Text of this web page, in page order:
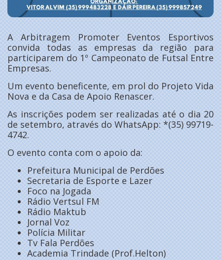
A Arbitragem Promoter Eventos Esportivos
convida todas as empresas da região para
participarem do 1º Campeonato de Futsal Entre
Empresas.
Um evento beneficente, em prol do Projeto Vida
Nova e da Casa de Apoio Renascer.
As inscrições podem ser realizadas até o dia 20
de setembro, através do WhatsApp: *(35) 99719-
4742.
O evento conta com o apoio da:
Prefeitura Municipal de Perdões
Secretaria de Esporte e Lazer
Foco na Jogada
Rádio Vertsul FM
Rádio Maktub
Jornal Voz
Polícia Militar
⁠Tv Fala Perdões
⁠Academia Trindade (Prof.Helton)